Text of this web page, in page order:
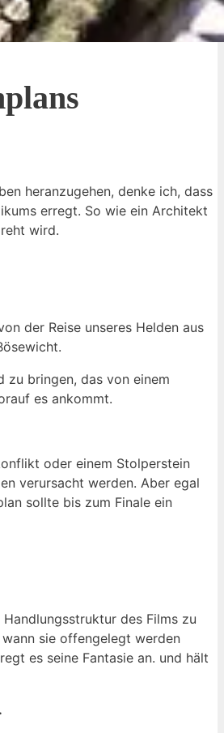
heranzugehen, denke ich, dass
erregt. So wie ein Architekt
wird.
der Reise unseres Helden aus
zu bringen, das von einem
es ankommt.
oder einem Stolperstein
verursacht werden. Aber egal
sollte bis zum Finale ein
des Films zu
sie offengelegt werden
es seine Fantasie an. und hält